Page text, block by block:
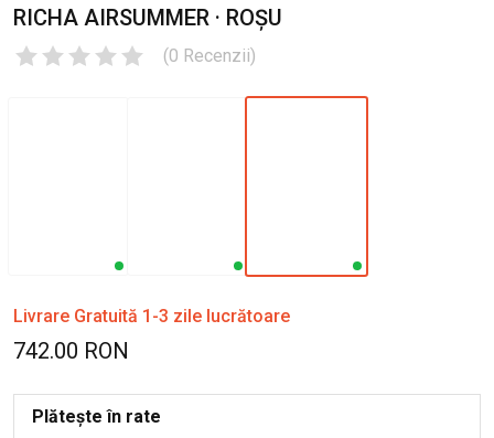
RICHA AIRSUMMER · ROȘU
(0 Recenzii)
Livrare Gratuită 1-3 zile lucrătoare
742.00 RON
Plătește în rate